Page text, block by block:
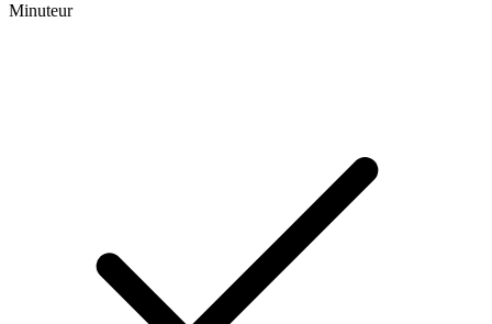
Minuteur